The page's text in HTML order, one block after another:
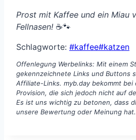
Prost mit Kaffee und ein Miau
Fellnasen! ☕🐾
Schlagworte: #kaffee#katzen
Offenlegung Werbelinks: Mit einem
gekennzeichnete Links und Buttons
Affiliate-Links. myb.day bekommt bei
Provision, die sich jedoch nicht auf
Es ist uns wichtig zu betonen, dass
unsere Bewertung oder Meinung hat.